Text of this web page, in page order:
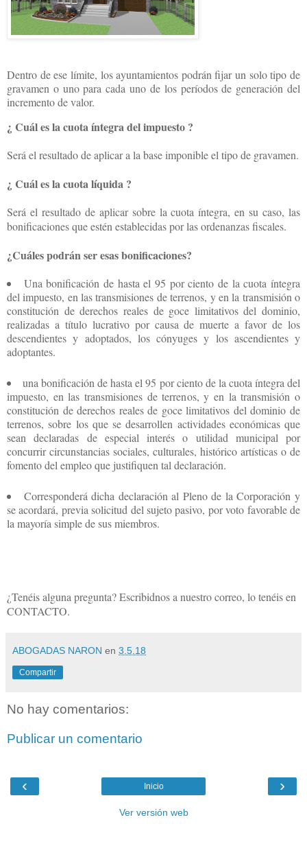
Dentro de ese límite, los ayuntamientos podrán fijar un solo tipo de
gravamen o uno para cada uno de los períodos de generación del
incremento de valor.
¿ Cuál es la cuota íntegra del impuesto ?
Será el resultado de aplicar a la base imponible el tipo de gravamen.
¿ Cuál es la cuota líquida ?
Será el resultado de aplicar sobre la cuota íntegra, en su caso, las
bonificaciones que estén establecidas por las ordenanzas fiscales.
¿Cuáles podrán ser esas bonificaciones?
Una bonificación de hasta el 95 por ciento de la cuota íntegra
del impuesto, en las transmisiones de terrenos, y en la transmisión o
constitución de derechos reales de goce limitativos del dominio,
realizadas a título lucrativo por causa de muerte a favor de los
descendientes y adoptados, los cónyuges y los ascendientes y
adoptantes.
una bonificación de hasta el 95 por ciento de la cuota íntegra del
impuesto, en las transmisiones de terrenos, y en la transmisión o
constitución de derechos reales de goce limitativos del dominio de
terrenos, sobre los que se desarrollen actividades económicas que
sean declaradas de especial interés o utilidad municipal por
concurrir circunstancias sociales, culturales, histórico artísticas o de
fomento del empleo que justifiquen tal declaración.
Corresponderá dicha declaración al Pleno de la Corporación y
se acordará, previa solicitud del sujeto pasivo, por voto favorable de
la mayoría simple de sus miembros.
¿Tenéis alguna pregunta? Escribidnos a nuestro correo, lo tenéis en
CONTACTO.
ABOGADAS NARON en 3.5.18
Compartir
No hay comentarios:
Publicar un comentario
‹ ›
Inicio
Ver versión web